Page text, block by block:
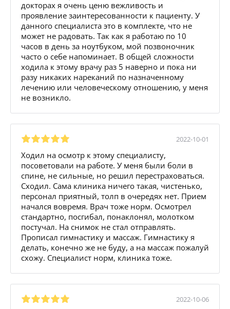
докторах я очень ценю вежливость и
проявление заинтересованности к пациенту. У
данного специалиста это в комплекте, что не
может не радовать. Так как я работаю по 10
часов в день за ноутбуком, мой позвоночник
часто о себе напоминает. В общей сложности
ходила к этому врачу раз 5 наверно и пока ни
разу никаких нареканий по назначенному
лечению или человеческому отношению, у меня
не возникло.
2022-10-01
Ходил на осмотр к этому специалисту,
посоветовали на работе. У меня были боли в
спине, не сильные, но решил перестраховаться.
Сходил. Сама клиника ничего такая, чистенько,
персонал приятный, толп в очередях нет. Прием
начался вовремя. Врач тоже норм. Осмотрел
стандартно, посгибал, понаклонял, молотком
постучал. На снимок не стал отправлять.
Прописал гимнастику и массаж. Гимнастику я
делать, конечно же не буду, а на массаж пожалуй
схожу. Специалист норм, клиника тоже.
2022-10-06